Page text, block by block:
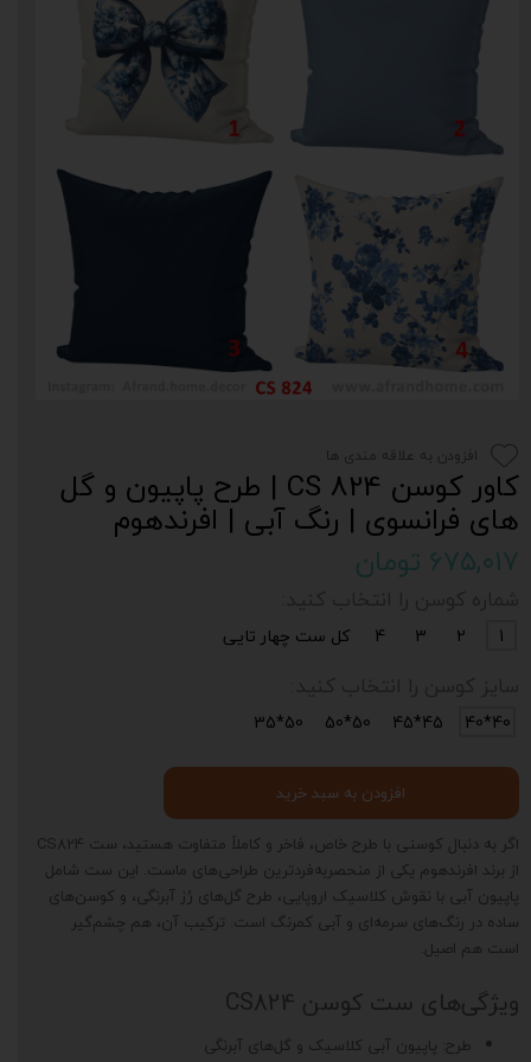
کاور کوسن CS 824 | طرح پاپیون و گل
های فرانسوی | رنگ‌ آبی | افرندهوم
۶۷۵,۰۱۷ تومان
اگر به دنبال کوسنی با طرح خاص، فاخر و کاملاً متفاوت هستید، ست CS824
از برند افرندهوم یکی از منحصربه‌فردترین طراحی‌های ماست. این ست شامل
پاپیون آبی با نقوش کلاسیک اروپایی، طرح گل‌های رُز آبرنگی، و کوسن‌های
ساده در رنگ‌های سرمه‌ای و آبی کمرنگ است. ترکیب آن، هم چشم‌گیر
است هم اصیل.
ویژگی‌های ست کوسن CS824
طرح: پاپیون آبی کلاسیک و گل‌های آبرنگی
1
2
3
4 کل ست چهار تایی
40*40
45*45
50*50
50*35
افزودن به سبد خرید
افزودن به علاقه مندی ها